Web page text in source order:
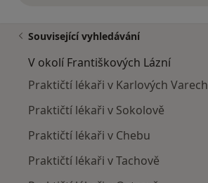
Související vyhledávání
V okolí Františkových Lázní
Praktičtí lékaři v Karlových Varech
Praktičtí lékaři v Sokolově
Praktičtí lékaři v Chebu
Praktičtí lékaři v Tachově